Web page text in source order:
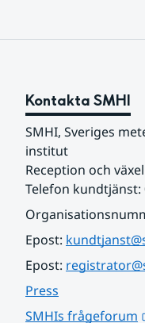
Kontakta SMHI
SMHI, Sveriges
institut
Reception och
Telefon kundtjänst:
Epost:
Epost:
Press
SMHIs frågeforum